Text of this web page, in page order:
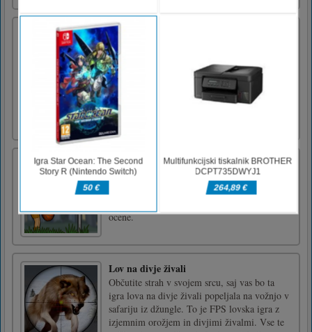
Ben 10 Alien
Ali ljubiš bena? Ste nori oboževalci bentn
aliena? ben Super Hero boy Transform to
Heatblast, humungousaur, ghostfreak, Four
Arms, Swampfire, Big Chill, Diamondhead,
Shocksquatch, XLR8 omnitrix, Omniverse,
gwen tennyson, Vilgax, kevin levin,
benmummy, You are Alien Ben Heatblast [...]
Košarice
Več Ballsy zabave in iger, tokrat s
košarkami.V vsakem košu dosežite rezultat.
ocene.
Lov na divje živali
Občutite strah v svojem srcu, saj vas bo ta
igra lova na divje živali popeljala na vožnjo v
safariju iz džungle. To je FPS lovska igra z
izjemnim orožjem in divjimi živalmi. Vse te